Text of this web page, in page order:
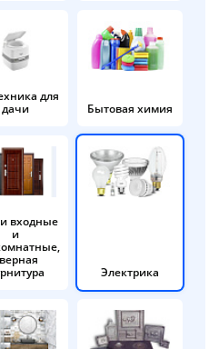
для
дачи
Бытовая химия
входные
и
Электрика
раз в 2
вопросы?
02-51